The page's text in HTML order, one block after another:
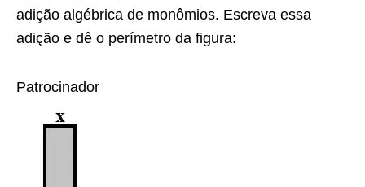
adição algébrica de monômios. Escreva essa
adição e dê o perímetro da figura:
Patrocinador